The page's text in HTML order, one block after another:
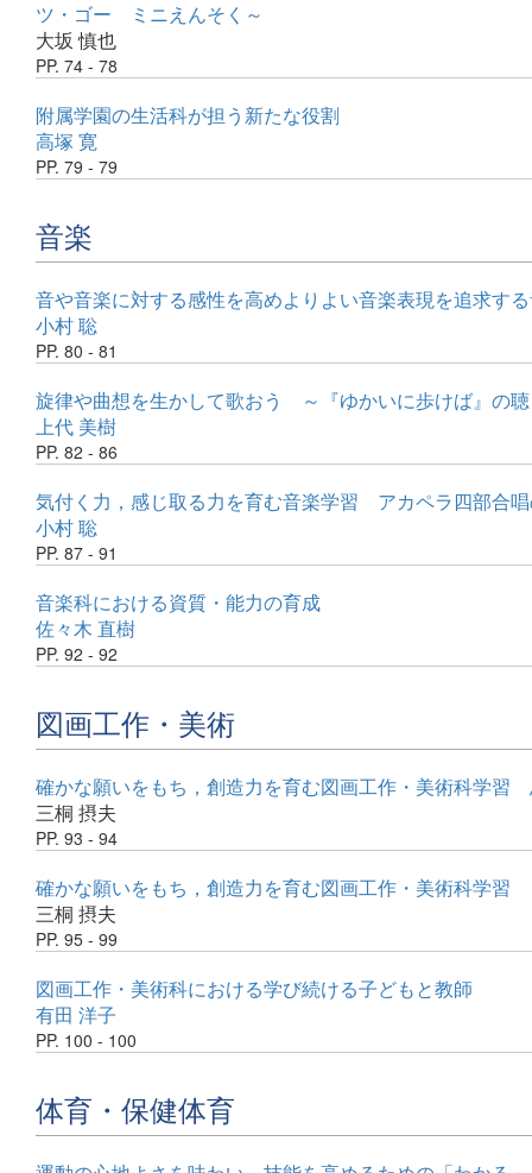
ツ・ゴー ミニえんそく～
大坂 慎也
PP. 74 - 78
附属学園の生活科が担う新たな役割
高塚 寛
PP. 79 - 79
音楽
音や音楽に対する感性を高めよりよい音楽表現を追求す
小村 聡
PP. 80 - 81
旋律や曲想を生かして歌おう ～『ゆかいに歩けば』の
上代 美樹
PP. 82 - 86
気付く力，感じ取る力を育む音楽学習 アカペラ四部合
小村 聡
PP. 87 - 91
音楽科における資質・能力の育成
佐々木 直樹
PP. 92 - 92
図画工作・美術
確かな願いをもち，創造力を育む図画工作・美術科学
三桐 摂夫
PP. 93 - 94
確かな願いをもち，創造力を育む図画工作・美術科学
三桐 摂夫
PP. 95 - 99
図画工作・美術科における学び続ける子どもと教師
有田 洋子
PP. 100 - 100
体育・保健体育